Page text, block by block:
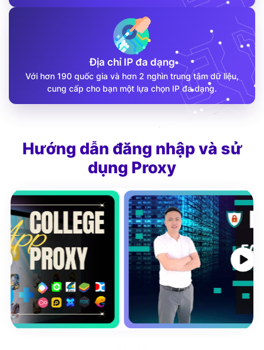
Địa chỉ IP đa dạng
Với hơn 190 quốc gia và hơn 2 nghìn trung tâm dữ liệu,
cung cấp cho bạn một lựa chọn IP đa dạng.
Hướng dẫn đăng nhập và sử
dụng Proxy